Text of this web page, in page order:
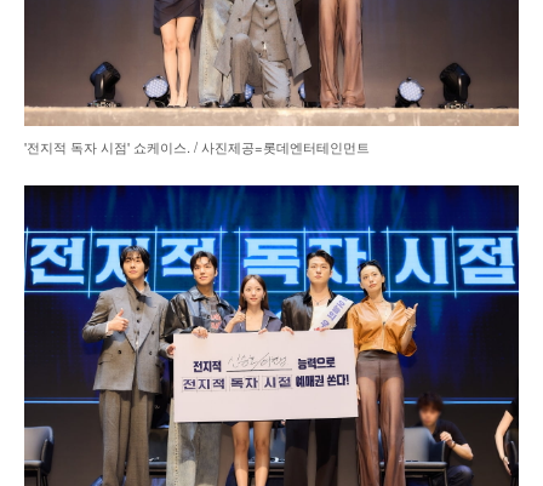
'전지적 독자 시점' 쇼케이스. / 사진제공=롯데엔터테인먼트